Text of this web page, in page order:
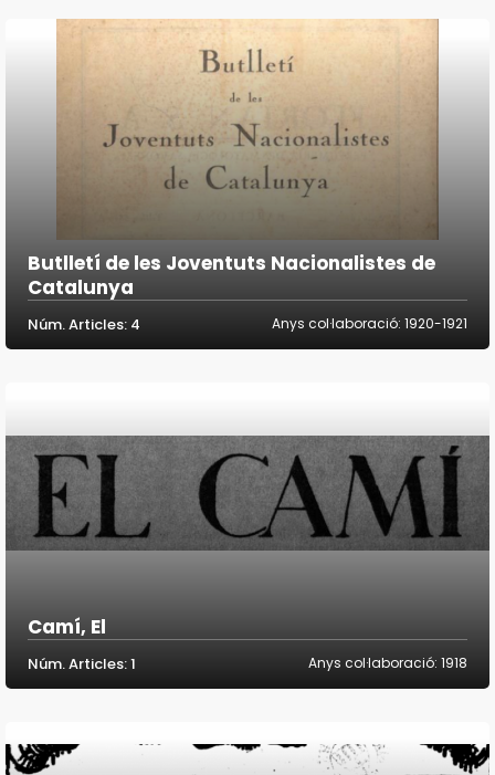
Butlletí de les Joventuts Nacionalistes de
Catalunya
Núm. Articles: 4 Anys col·laboració: 1920-1921
Camí, El
Núm. Articles: 1 Anys col·laboració: 1918